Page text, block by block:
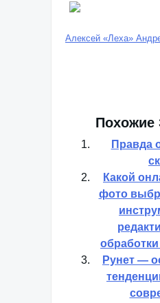
Алексей «Леха»
Похожие
Правда
Какой
фото
Рунет —